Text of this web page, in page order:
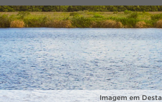
Imagem em